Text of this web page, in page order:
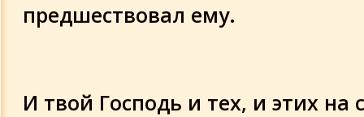
предшествовал ему.
И твой Господь и тех, и этих на